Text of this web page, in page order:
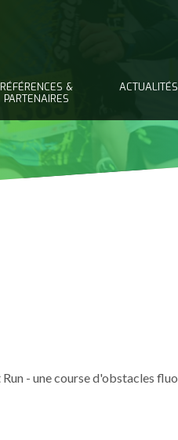
RÉFÉRENCES &
PARTENAIRES
ACTUALITÉS
- une course d'obstacles fluo